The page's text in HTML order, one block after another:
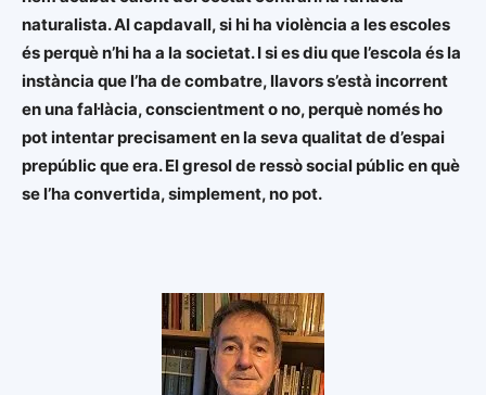
naturalista. Al capdavall, si hi ha violència a les escoles
és perquè n’hi ha a la societat. I si es diu que l’escola és la
instància que l’ha de combatre, llavors s’està incorrent
en una fal·làcia, conscientment o no, perquè només ho
pot intentar precisament en la seva qualitat de d’espai
prepúblic que era. El gresol de ressò social públic en què
se l’ha convertida, simplement, no pot.